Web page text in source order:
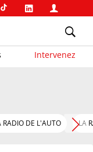
Intervenez
RADIO DE L'AUTO LA